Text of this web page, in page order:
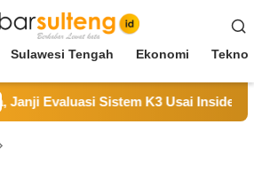
Sulawesi Tengah Ekonomi
Evaluasi Sistem K3 Usai Insiden